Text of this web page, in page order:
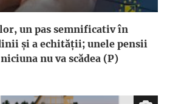
un pas semnificativ în
și a echității; unele pensii
nu va scădea (P)